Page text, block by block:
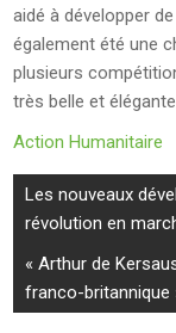
aidé à développer
également été une
plusieurs
très belle et
Action Humanitaire
Navigation
de
l’article
Les nouveaux
révolution en
« Arthur de
franco-britannique